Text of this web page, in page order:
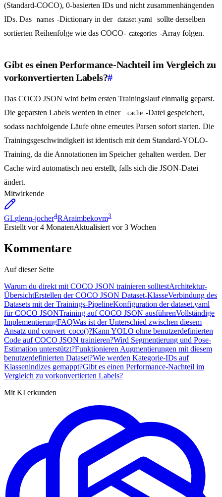
(Standard-COCO), 0-basierten IDs und nicht zusammenhängenden
IDs. Das
names -Dictionary in der dataset.yaml
sollte derselben
sortierten Reihenfolge wie das COCO- categories -Array folgen.
Gibt es einen Performance-Nachteil im Vergleich zu
vorkonvertierten Labels?#
Das COCO JSON wird beim ersten Trainingslauf einmalig geparst.
Die geparsten Labels werden in einer
.cache -Datei gespeichert,
sodass nachfolgende Läufe ohne erneutes Parsen sofort starten. Die
Trainingsgeschwindigkeit ist identisch mit dem Standard-YOLO-
Training, da die Annotationen im Speicher gehalten werden. Der
Cache wird automatisch neu erstellt, falls sich die JSON-Datei
ändert.
Mitwirkende
GLglenn-jocher4RAraimbekovm3
Erstellt vor 4 MonatenAktualisiert vor 3 Wochen
Kommentare
Auf dieser Seite
Warum du direkt mit COCO JSON trainieren solltestArchitektur-
ÜbersichtErstellen der COCO JSON Dataset-KlasseVerbindung des
Datasets mit der Trainings-PipelineKonfiguration der dataset.yaml
für COCO JSONTraining auf COCO JSON ausführenVollständige
ImplementierungFAQWas ist der Unterschied zwischen diesem
Ansatz und convert_coco()?Kann YOLO ohne benutzerdefinierten
Code auf COCO JSON trainieren?Wird Segmentierung und Pose-
Estimation unterstützt?Funktionieren Augmentierungen mit diesem
benutzerdefinierten Dataset?Wie werden Kategorie-IDs auf
Klassenindizes gemappt?Gibt es einen Performance-Nachteil im
Vergleich zu vorkonvertierten Labels?
Mit KI erkunden